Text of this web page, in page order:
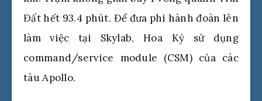
Đất hết 93.4 phút. Để đưa phi hành đoàn lên
làm việc tại Skylab, Hoa Kỳ sử dụng
command/service module (CSM) của các
tàu Apollo.